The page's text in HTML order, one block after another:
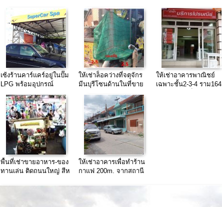
เซ้งร้านคาร์แคร์อยู่ในปั๊ม
LPG พร้อมอุปกรณ์
ให้เช่าล็อคว่างที่จตุจักร
มีนบุรีโซนด้านในที่ขาย
ให้เช่าอาคารพาณิชย์
เฉพาะชั้น2-3-4 ราม164
พื้นที่เช่าขายอาหาร-ของ
ทานเล่น ติดถนนใหญ่ สีห
ให้เช่าอาคารเพื่อทำร้าน
กาแฟ 200m. จากสถานี